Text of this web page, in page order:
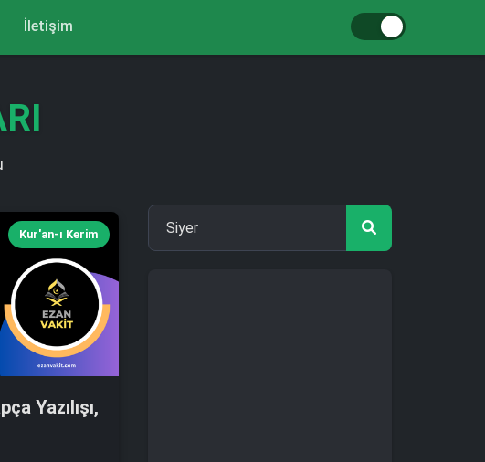
İletişim
Kur'an-ı Kerim
Yazılışı,